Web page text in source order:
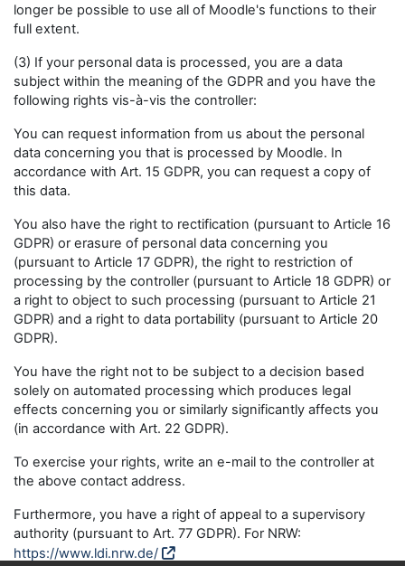
longer be possible to use all of Moodle's functions to their
full extent.
(3) If your personal data is processed, you are a data
subject within the meaning of the GDPR and you have the
following rights vis-à-vis the controller:
You can request information from us about the personal
data concerning you that is processed by Moodle. In
accordance with Art. 15 GDPR, you can request a copy of
this data.
You also have the right to rectification (pursuant to Article 16
GDPR) or erasure of personal data concerning you
(pursuant to Article 17 GDPR), the right to restriction of
processing by the controller (pursuant to Article 18 GDPR) or
a right to object to such processing (pursuant to Article 21
GDPR) and a right to data portability (pursuant to Article 20
GDPR).
You have the right not to be subject to a decision based
solely on automated processing which produces legal
effects concerning you or similarly significantly affects you
(in accordance with Art. 22 GDPR).
To exercise your rights, write an e-mail to the controller at
the above contact address.
Furthermore, you have a right of appeal to a supervisory
authority (pursuant to Art. 77 GDPR). For NRW:
https://www.ldi.nrw.de/